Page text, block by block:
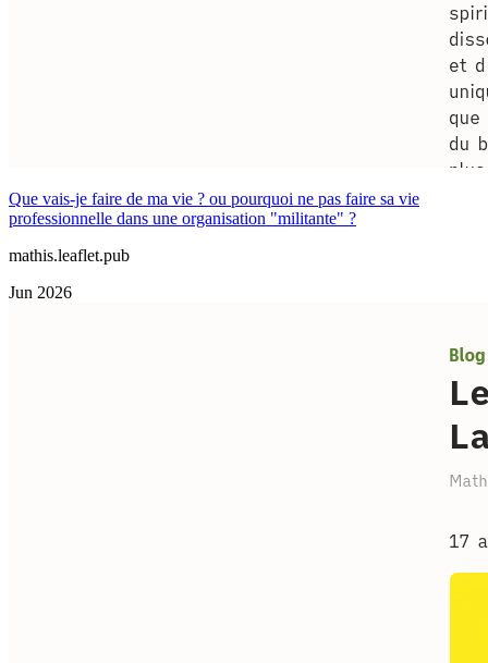
Que vais-je faire de ma vie ? ou pourquoi ne pas faire sa vie
professionnelle dans une organisation "militante" ?
mathis.leaflet.pub
Jun 2026